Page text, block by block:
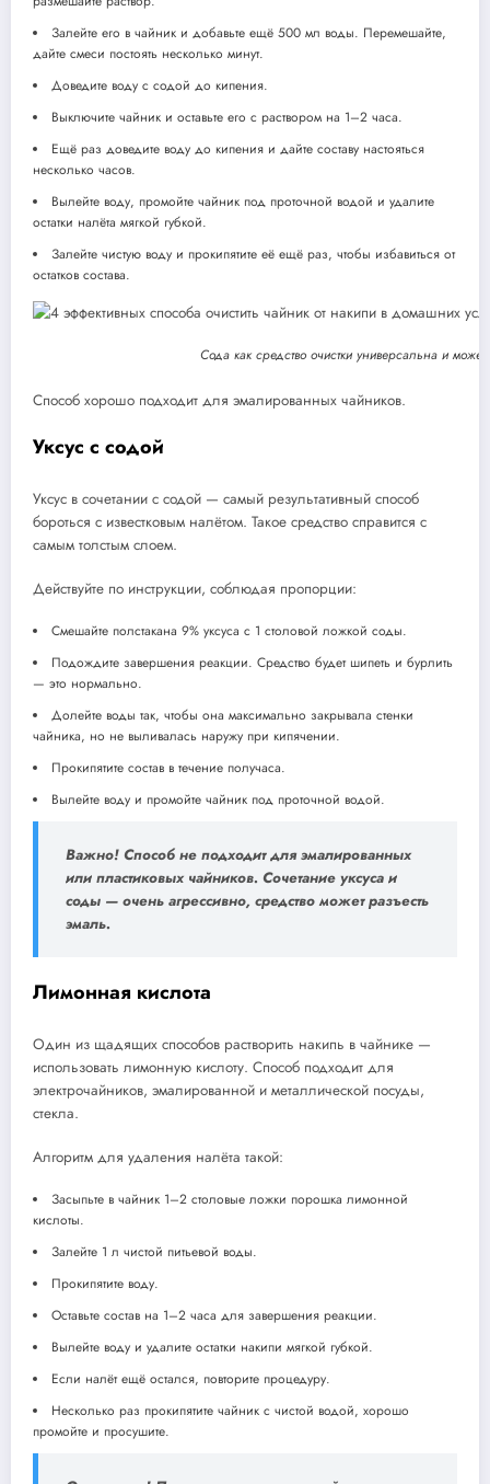
Залейте его в чайник и добавьте ещё 500 мл воды. Перемешайте,
дайте смеси постоять несколько минут.
Доведите воду с содой до кипения.
Выключите чайник и оставьте его с раствором на 1–2 часа.
Ещё раз доведите воду до кипения и дайте составу настояться
несколько часов.
Вылейте воду, промойте чайник под проточной водой и удалите
остатки налёта мягкой губкой.
Залейте чистую воду и прокипятите её ещё раз, чтобы избавиться от
остатков состава.
Сода как средство очистки универсальна и
Способ хорошо подходит для эмалированных чайников.
Уксус с содой
Уксус в сочетании с содой — самый результативный способ
бороться с известковым налётом. Такое средство справится с
самым толстым слоем.
Действуйте по инструкции, соблюдая пропорции:
Смешайте полстакана 9% уксуса с 1 столовой ложкой соды.
Подождите завершения реакции. Средство будет шипеть и бурлить
— это нормально.
Долейте воды так, чтобы она максимально закрывала стенки
чайника, но не выливалась наружу при кипячении.
Прокипятите состав в течение получаса.
Вылейте воду и промойте чайник под проточной водой.
Важно! Способ не подходит для эмалированных
или пластиковых чайников. Сочетание уксуса и
соды — очень агрессивно, средство может разъесть
эмаль.
Лимонная кислота
Один из щадящих способов растворить накипь в чайнике —
использовать лимонную кислоту. Способ подходит для
электрочайников, эмалированной и металлической посуды,
стекла.
Алгоритм для удаления налёта такой:
Засыпьте в чайник 1–2 столовые ложки порошка лимонной
кислоты.
Залейте 1 л чистой питьевой воды.
Прокипятите воду.
Оставьте состав на 1–2 часа для завершения реакции.
Вылейте воду и удалите остатки накипи мягкой губкой.
Если налёт ещё остался, повторите процедуру.
Несколько раз прокипятите чайник с чистой водой, хорошо
промойте и просушите.